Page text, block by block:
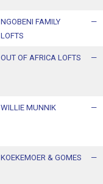
NGOBENI FAMILY
LOFTS
—
OUT OF AFRICA LOFTS —
WILLIE MUNNIK —
KOEKEMOER & GOMES —